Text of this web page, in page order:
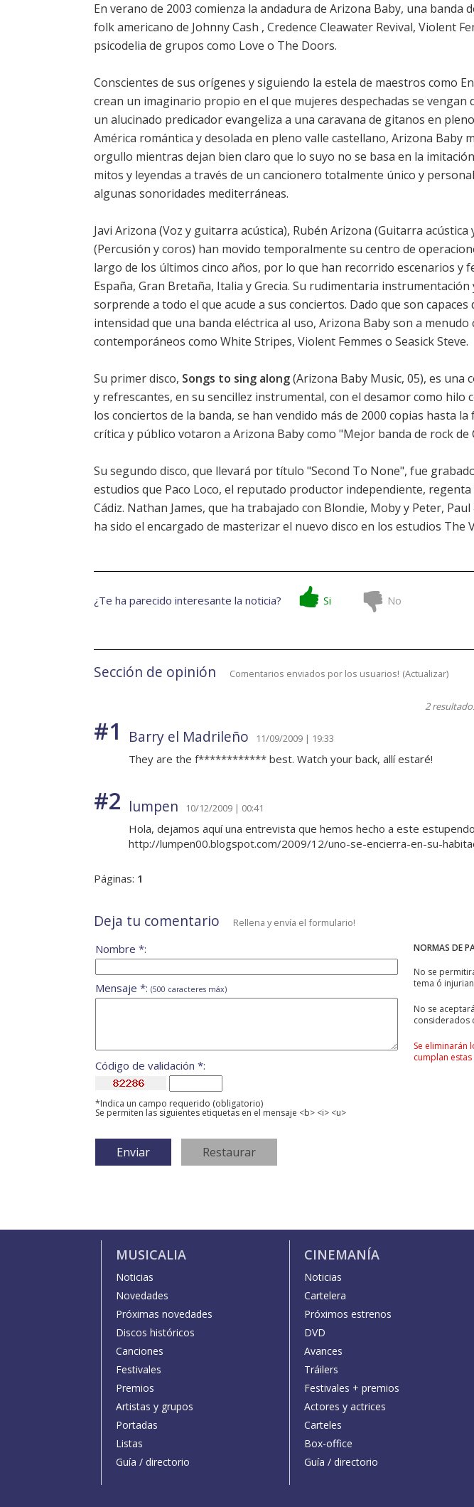
En verano de 2003 comienza la andadura de Arizona Baby, una banda
folk americano de Johnny Cash , Credence Cleawater Revival, Violent
psicodelia de grupos como Love o The Doors.
Conscientes de sus orígenes y siguiendo la estela de maestros como
crean un imaginario propio en el que mujeres despechadas se vengan
un alucinado predicador evangeliza a una caravana de gitanos en
América romántica y desolada en pleno valle castellano, Arizona Baby
orgullo mientras dejan bien claro que lo suyo no se basa en la
mitos y leyendas a través de un cancionero totalmente único y
algunas sonoridades mediterráneas.
Javi Arizona (Voz y guitarra acústica), Rubén Arizona (Guitarra acústica
(Percusión y coros) han movido temporalmente su centro de
largo de los últimos cinco años, por lo que han recorrido escenarios y
España, Gran Bretaña, Italia y Grecia. Su rudimentaria
sorprende a todo el que acude a sus conciertos. Dado que son capaces
intensidad que una banda eléctrica al uso, Arizona Baby son a
contemporáneos como White Stripes, Violent Femmes o Seasick Steve.
Su primer disco, Songs to sing along(Arizona Baby Music, 05), es una
y refrescantes, en su sencillez instrumental, con el desamor como hilo
los conciertos de la banda, se han vendido más de 2000 copias hasta la
crítica y público votaron a Arizona Baby como "Mejor banda de rock de
Su segundo disco, que llevará por título "Second To None", fue
estudios que Paco Loco, el reputado productor independiente,
Cádiz. Nathan James, que ha trabajado con Blondie, Moby y Peter,
ha sido el encargado de masterizar el nuevo disco en los estudios The
¿Te ha parecido interesante la noticia? Si No
Sección de opinión Comentarios enviados por los usuarios! (Actualizar)
2
#1 Barry el Madrileño 11/09/2009 | 19:33
They are the f************ best. Watch your back, allí estaré!
#2 lumpen 10/12/2009 | 00:41
Hola, dejamos aquí una entrevista que hemos hecho a este
http://lumpen00.blogspot.com/2009/12/uno-se-encierra-en-su-
Páginas: 1
Deja tu comentario Rellena y envía el formulario!
NORMAS DE
No se
tema ó
No se
considerados
Se eliminarán
cumplan
Nombre *:
Mensaje *: (500 caracteres máx)
Código de validación *:
*Indica un campo requerido (obligatorio)
Se permiten las siguientes etiquetas en el mensaje <b> <i> <u>
MUSICALIA
Noticias
Novedades
Próximas novedades
Discos históricos
Canciones
Festivales
Premios
Artistas y grupos
Portadas
Listas
Guía / directorio
CINEMANÍA
Noticias
Cartelera
Próximos estrenos
DVD
Avances
Tráilers
Festivales + premios
Actores y actrices
Carteles
Box-office
Guía / directorio